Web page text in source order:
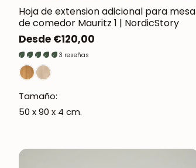
Hoja de extension adicional para mesa
de comedor Mauritz 1 | NordicStory
Precio
regular
Desde €120,00
3 reseñas
Tamaño:
50 x 90 x 4 cm.